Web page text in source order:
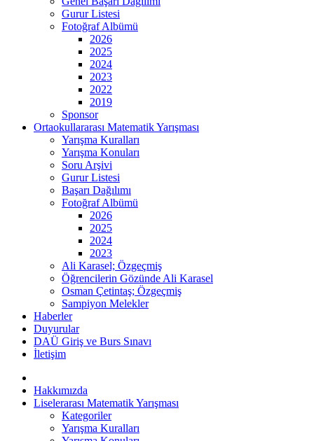
Gurur Listesi
Fotoğraf Albümü
2026
2025
2024
2023
2022
2019
Sponsor
Ortaokullararası Matematik Yarışması
Yarışma Kuralları
Yarışma Konuları
Soru Arşivi
Gurur Listesi
Başarı Dağılımı
Fotoğraf Albümü
2026
2025
2024
2023
Ali Karasel; Özgeçmiş
Öğrencilerin Gözünde Ali Karasel
Osman Çetintaş; Özgeçmiş
Sampiyon Melekler
Haberler
Duyurular
DAÜ Giriş ve Burs Sınavı
İletişim
Hakkımızda
Liselerarası Matematik Yarışması
Kategoriler
Yarışma Kuralları